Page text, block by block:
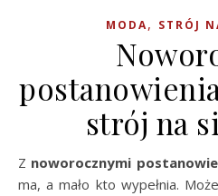
MODA, STRÓJ
strój na
noworocznymi
ma, a mało kto wypełnia.